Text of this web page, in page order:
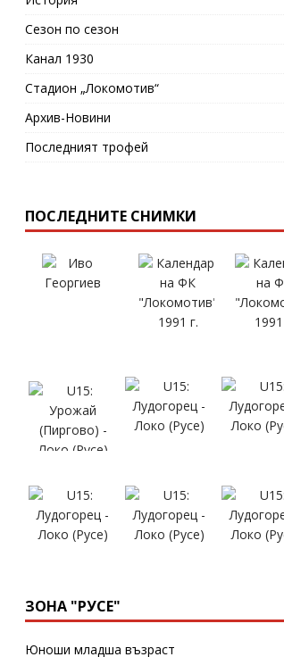
Сезон по сезон
Канал 1930
Стадион „Локомотив“
Архив-Новини
Последният трофей
ПОСЛЕДНИТЕ СНИМКИ
ЗОНА "РУСЕ"
Юноши младша възраст